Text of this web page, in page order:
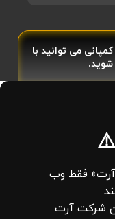
می توانید با
شوید.
⚠️
فقط وب‌
شرکت آرت